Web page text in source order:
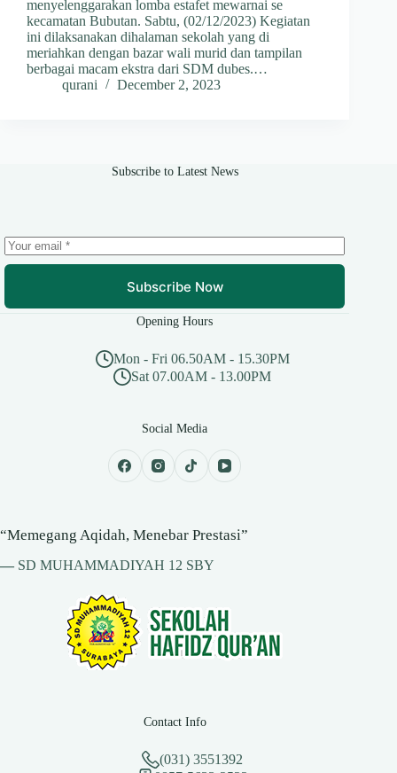
menyelenggarakan lomba estafet mewarnai se
kecamatan Bubutan. Sabtu, (02/12/2023) Kegiatan
ini dilaksanakan dihalaman sekolah yang di
meriahkan dengan bazar wali murid dan tampilan
berbagai macam ekstra dari SDM dubes.…
qurani
December 2, 2023
Subscribe to Latest News
Subscribe Now
Opening Hours
Mon - Fri 06.50AM - 15.30PM
Sat 07.00AM - 13.00PM
Social Media
“Memegang Aqidah, Menebar Prestasi”
— SD MUHAMMADIYAH 12 SBY
Contact Info
(031) 3551392